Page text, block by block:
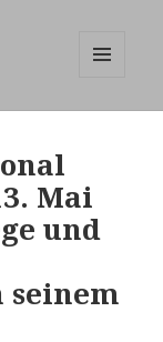
Mai
und
seinem